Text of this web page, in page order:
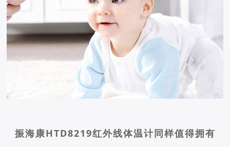
振海康HTD8219红外线体温计同样值得拥有